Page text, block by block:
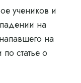
учеников и
на
на
статье о